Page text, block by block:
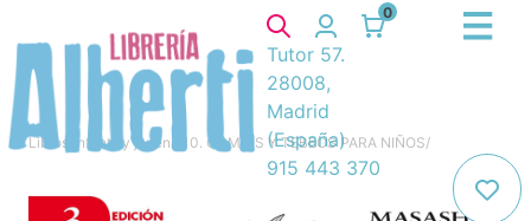
0
Tutor 57.
28008,
Madrid
(España)
915 443 370
Libros Infantil y juvenil 10. COMICS Y TEBEOS PARA NIÑOS/